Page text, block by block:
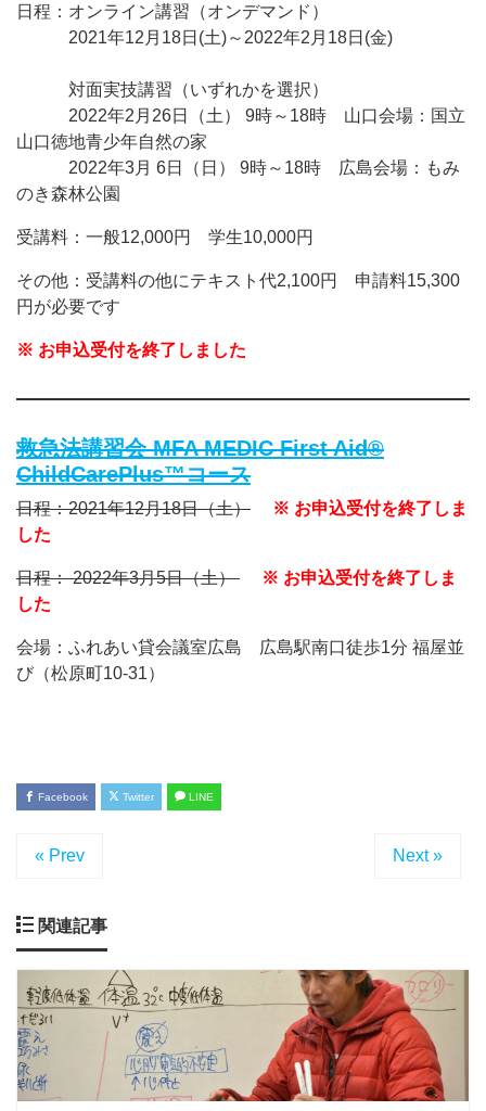
日程：オンライン講習（オンデマンド）
2021年12月18日(土)～2022年2月18日(金)
対面実技講習（いずれかを選択）
2022年2月26日（土） 9時～18時 山口会場：国立
山口徳地青少年自然の家
2022年3月 6日（日） 9時～18時 広島会場：もみ
のき森林公園
受講料：一般12,000円 学生10,000円
その他：受講料の他にテキスト代2,100円 申請料15,300
円が必要です
※ お申込受付を終了しました
救急法講習会 MFA MEDIC First Aid®
ChildCarePlus™コース
日程：2021年12月18日（土）
※ お申込受付を終了しま
した
日程： 2022年3月5日（土）
※ お申込受付を終了しま
した
会場：ふれあい貸会議室広島 広島駅南口徒歩1分 福屋並
び（松原町10-31）
Facebook Twitter LINE
« Prev Next »
関連記事